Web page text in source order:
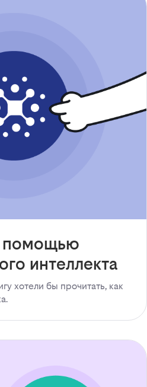
помощью
интеллекта
хотели бы прочитать, как